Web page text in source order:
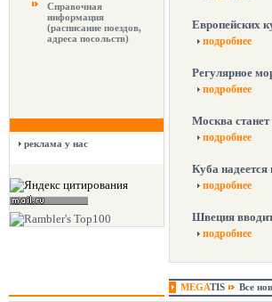
Справочная
информация
(расписание поездов,
адреса посольств)
реклама у нас
Европейских
подробнее
Регулярное
подробнее
Москва станет
подробнее
Куба надеется
подробнее
Швеция
подробнее
MEGATIS Все